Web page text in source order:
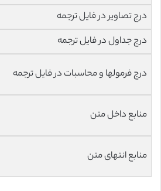
درج تصاویر در فایل ترجمه
درج جداول در فایل ترجمه
درج فرمولها و محاسبات در فایل ترجمه
منابع داخل متن
منابع انتهای متن